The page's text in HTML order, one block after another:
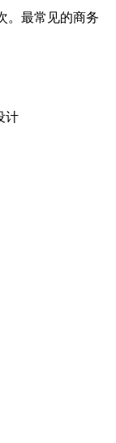
。最常见的商务
计